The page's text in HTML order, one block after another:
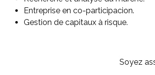
Entreprise en co-participacion.
Gestion de capitaux à risque.
Soyez